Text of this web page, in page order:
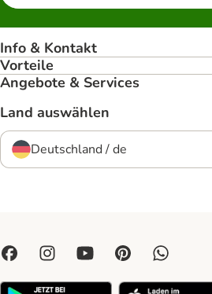
Info & Kontakt
Vorteile
Angebote & Services
Land auswählen
Deutschland / de